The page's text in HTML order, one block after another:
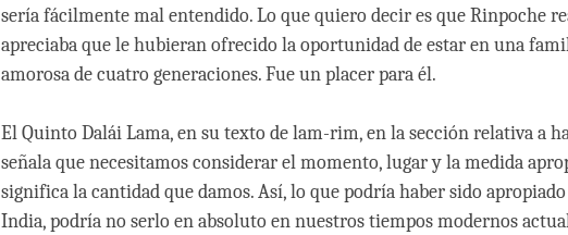
sería fácilmente mal entendido. Lo que quiero decir es que Rinpoche
apreciaba que le hubieran ofrecido la oportunidad de estar en una
amorosa de cuatro generaciones. Fue un placer para él.
El Quinto Dalái Lama, en su texto de lam-rim, en la sección relativa a
señala que necesitamos considerar el momento, lugar y la medida
significa la cantidad que damos. Así, lo que podría haber sido
India, podría no serlo en absoluto en nuestros tiempos modernos